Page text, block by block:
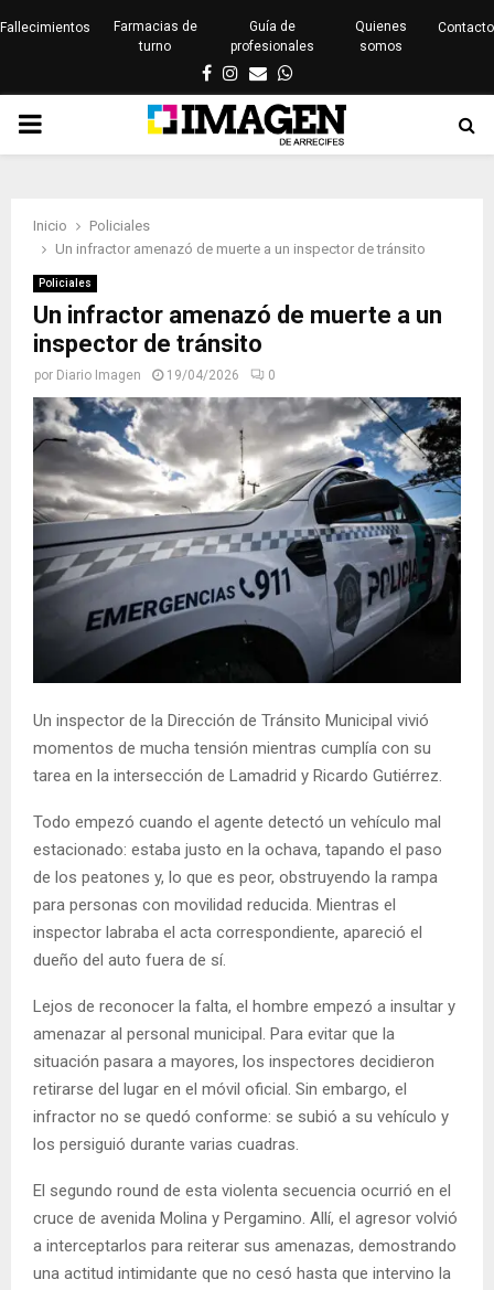
Fallecimientos
Farmacias de
turno
Guía de
profesionales
Quienes
somos
Contacto
Facebook
Instagram
EmailWhatsapp
PRIMARY
Inicio
Policiales
Un infractor amenazó de muerte a un inspector de tránsito
Policiales
Un infractor amenazó de muerte a un
inspector de tránsito
por Diario Imagen 19/04/2026 0
Un inspector de la Dirección de Tránsito Municipal vivió
momentos de mucha tensión mientras cumplía con su
tarea en la intersección de Lamadrid y Ricardo Gutiérrez.
Todo empezó cuando el agente detectó un vehículo mal
estacionado: estaba justo en la ochava, tapando el paso
de los peatones y, lo que es peor, obstruyendo la rampa
para personas con movilidad reducida. Mientras el
inspector labraba el acta correspondiente, apareció el
dueño del auto fuera de sí.
Lejos de reconocer la falta, el hombre empezó a insultar y
amenazar al personal municipal. Para evitar que la
situación pasara a mayores, los inspectores decidieron
retirarse del lugar en el móvil oficial. Sin embargo, el
infractor no se quedó conforme: se subió a su vehículo y
los persiguió durante varias cuadras.
El segundo round de esta violenta secuencia ocurrió en el
cruce de avenida Molina y Pergamino. Allí, el agresor volvió
a interceptarlos para reiterar sus amenazas, demostrando
una actitud intimidante que no cesó hasta que intervino la